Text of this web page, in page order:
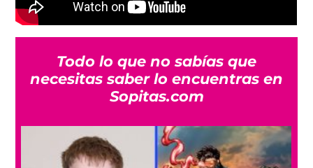
Todo lo que no sabías que
necesitas saber lo encuentras en
Sopitas.com